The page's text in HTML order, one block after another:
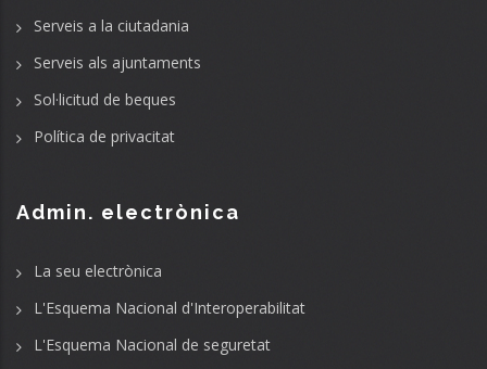
Serveis a la ciutadania
Serveis als ajuntaments
Sol·licitud de beques
Política de privacitat
Admin. electrònica
La seu electrònica
L'Esquema Nacional d'Interoperabilitat
L'Esquema Nacional de seguretat